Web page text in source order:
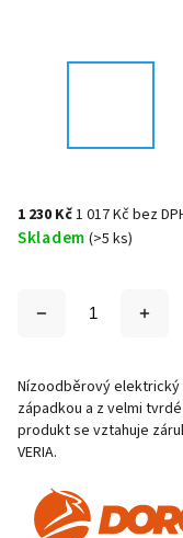
1 230 Kč1 017 Kč bez
Skladem (>5 ks)
Nízoodběrový elektrický
západkou a z velmi
produkt se vztahuje
VERIA.